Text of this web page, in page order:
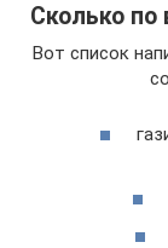
Сколько по
Вот список